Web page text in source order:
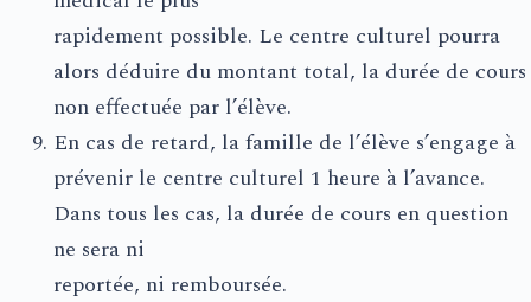
rapidement possible. Le centre culturel pourra
alors déduire du montant total, la durée de cours
non effectuée par l’élève.
En cas de retard, la famille de l’élève s’engage à
prévenir le centre culturel 1 heure à l’avance.
Dans tous les cas, la durée de cours en question
ne sera ni
reportée, ni remboursée.